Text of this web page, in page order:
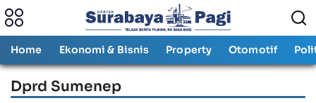
Home Ekonomi & Bisnis Property Otomotif
Dprd Sumenep